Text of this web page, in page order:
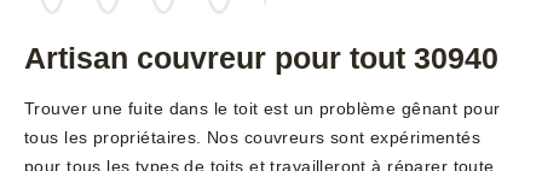
Artisan couvreur pour tout 30940
Trouver une fuite dans le toit est un problème gênant pour
tous les propriétaires. Nos couvreurs sont expérimentés
pour tous les types de toits et travailleront à réparer toute